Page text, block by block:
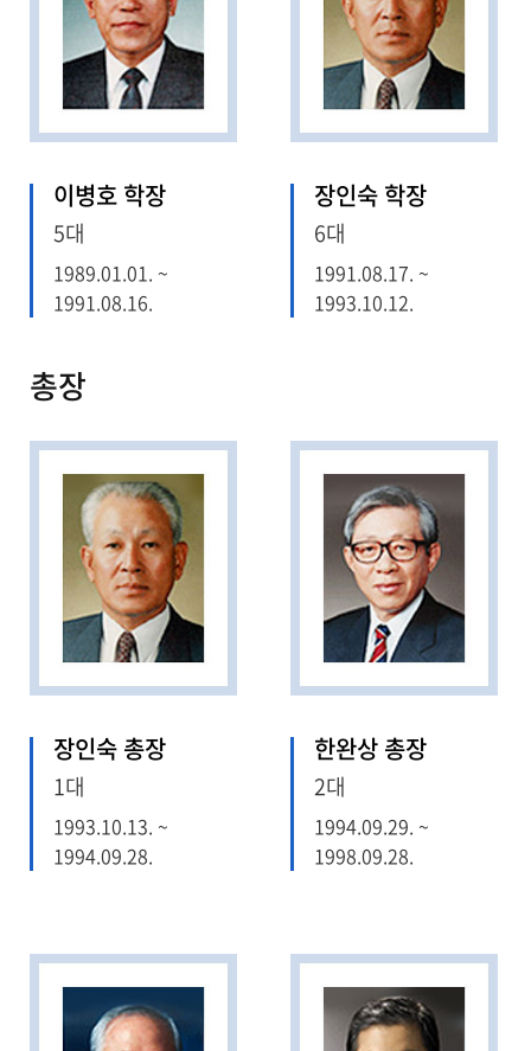
이병호 학장
5대
1989.01.01. ~
1991.08.16.
장인숙 학장
6대
1991.08.17. ~
1993.10.12.
총장
장인숙 총장
1대
1993.10.13. ~
1994.09.28.
한완상 총장
2대
1994.09.29. ~
1998.09.28.